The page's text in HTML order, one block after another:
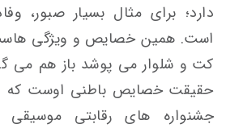
دارد؛ برای مثال بسیار صبور،
است. همین خصایص و ویژگی
کت و شلوار می پوشد باز هم می
حقیقت خصایص باطنی اوست که
جشنواره های رقابتی